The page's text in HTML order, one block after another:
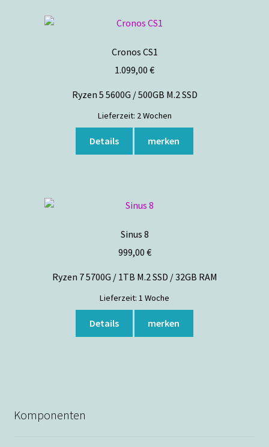
Cronos CS1
1.099,00 €
Ryzen 5 5600G / 500GB M.2 SSD
Lieferzeit: 2 Wochen
Details merken
Sinus 8
999,00 €
Ryzen 7 5700G / 1TB M.2 SSD / 32GB RAM
Lieferzeit: 1 Woche
Details merken
Komponenten